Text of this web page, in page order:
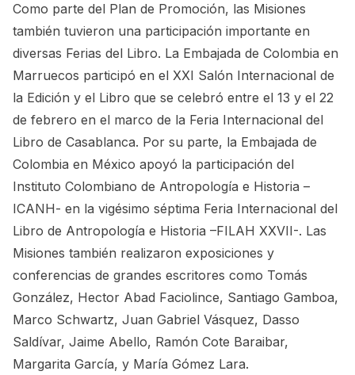
Como parte del Plan de Promoción, las Misiones
también tuvieron una participación importante en
diversas Ferias del Libro. La Embajada de Colombia en
Marruecos participó en el XXI Salón Internacional de
la Edición y el Libro que se celebró entre el 13 y el 22
de febrero en el marco de la Feria Internacional del
Libro de Casablanca. Por su parte, la Embajada de
Colombia en México apoyó la participación del
Instituto Colombiano de Antropología e Historia –
ICANH- en la vigésimo séptima Feria Internacional del
Libro de Antropología e Historia –FILAH XXVII-. Las
Misiones también realizaron exposiciones y
conferencias de grandes escritores como Tomás
González, Hector Abad Faciolince, Santiago Gamboa,
Marco Schwartz, Juan Gabriel Vásquez, Dasso
Saldívar, Jaime Abello, Ramón Cote Baraibar,
Margarita García, y María Gómez Lara.